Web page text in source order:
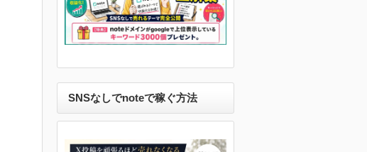
SNSなしでnoteで稼ぐ方法